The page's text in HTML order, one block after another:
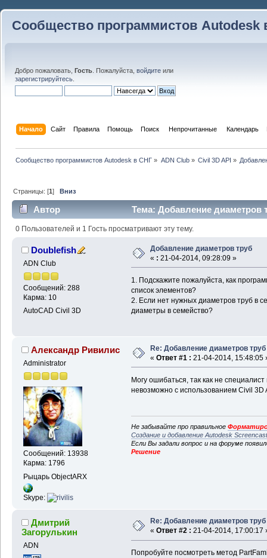
Сообщество программистов Autodesk
Добро пожаловать, Гость . Пожалуйста, войдите или
зарегистрируйтесь
Начало Сайт Правила Помощь Поиск Непрочитанные Календарь
Сообщество программистов Autodesk в СНГ » ADN Club» Civil 3D API »
Страницы: [1]Вниз
Автор Тема: Добавление диаметров
0 Пользователей и 1 Гость просматривают эту тему.
Doublefish
ADN Club
Сообщений: 288
Карма: 10
AutoCAD Civil 3D
Добавление диаметров труб
« : 21-04-2014, 09:28:09 »
1. Подскажите пожалуйста, как
список элементов?
2. Если нет нужных диаметров труб в
диаметры в семейство?
Александр Ривилис
Administrator
Сообщений: 13938
Карма: 1796
Рыцарь ObjectARX
Skype:
Re: Добавление диаметров труб
« Ответ #1 : 21-04-2014, 15:48:05
Могу ошибаться, так как не
невозможно с использованием Civil 3D
Не забывайте про правильное
Создание и добавление Autodesk
Если Вы задали вопрос и на форуме
Решение
Дмитрий
Загорулькин
ADN
Re: Добавление диаметров труб
« Ответ #2 : 21-04-2014, 17:00:17
Попробуйте посмотреть метод